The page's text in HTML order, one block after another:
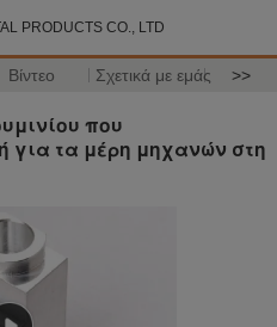
PRODUCTS CO., LTD
Βίντεο Σχετικά με εμάς >>
που
για τα μέρη μηχανών στη